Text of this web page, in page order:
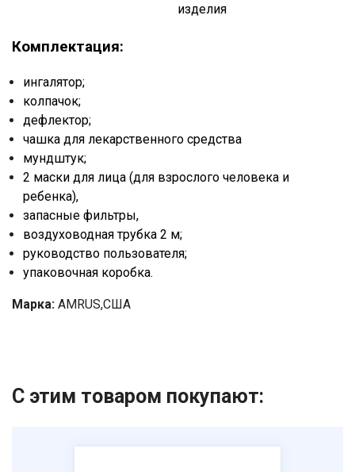
изделия
Комплектация:
ингалятор;
колпачок;
дефлектор;
чашка для лекарственного средства
мундштук;
2 маски для лица (для взрослого человека и
ребенка),
запасные фильтры,
воздуховодная трубка 2 м;
руководство пользователя;
упаковочная коробка.
Марка: AMRUS,США
С этим товаром покупают: